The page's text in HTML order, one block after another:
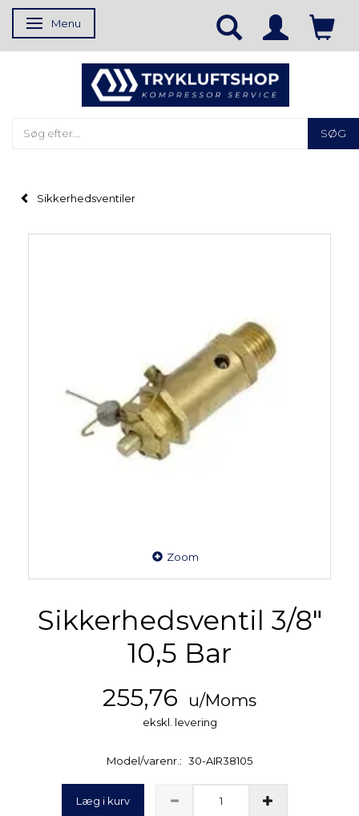
Skifte navigation
Menu
SØG
Sikkerhedsventiler
Zoom
Sikkerhedsventil 3/8"
10,5 Bar
255,76 u/Moms
ekskl. levering
Model/varenr.: 30-AIR38105
Læg i kurv